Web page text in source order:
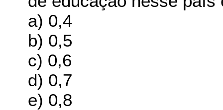
a) 0,4
b) 0,5
c) 0,6
d) 0,7
e) 0,8